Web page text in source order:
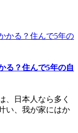
る？住んで5年の自
、日本人なら多く
い、我が家にはか